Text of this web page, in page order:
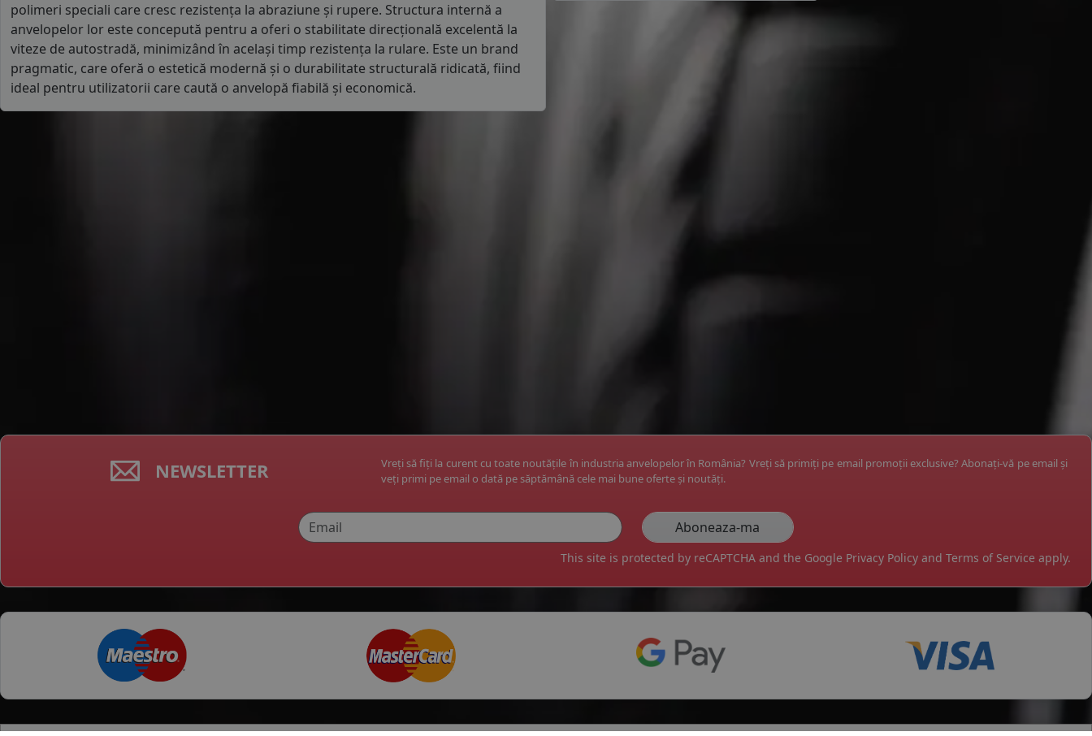
polimeri speciali care cresc rezistența la abraziune și rupere. Structura internă a
anvelopelor lor este concepută pentru a oferi o stabilitate direcțională excelentă la
viteze de autostradă, minimizând în același timp rezistența la rulare. Este un brand
pragmatic, care oferă o estetică modernă și o durabilitate structurală ridicată, fiind
ideal pentru utilizatorii care caută o anvelopă fiabilă și economică.
NEWSLETTER
Vreți să fiți la curent cu toate noutățile în industria anvelopelor în România? Vreți să primiți pe email promoții exclusive? Abonați-vă pe email și
veți primi pe email o dată pe săptămână cele mai bune oferte și noutăți.
This site is protected by reCAPTCHA and the Google Privacy Policy and Terms of Service apply.